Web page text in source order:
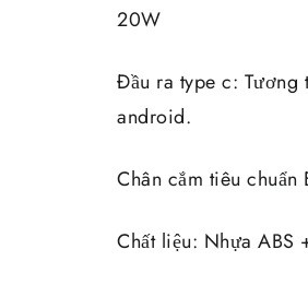
20W
Đầu ra type c: Tương
android.
Chân cắm tiêu chuẩn
Chất liệu: Nhựa ABS